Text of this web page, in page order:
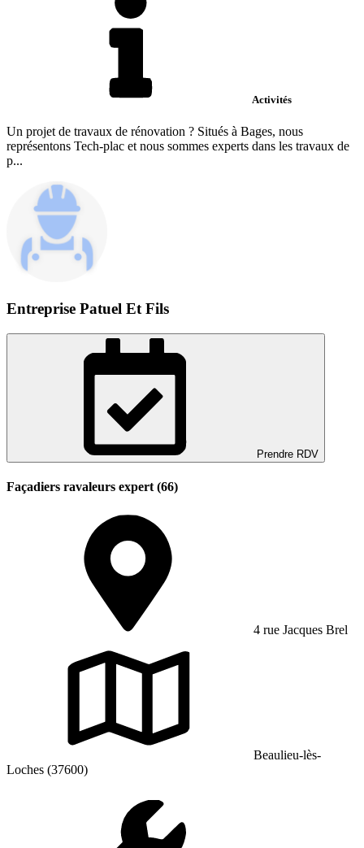
Activités
Un projet de travaux de rénovation ? Situés à Bages, nous
représentons Tech-plac et nous sommes experts dans les travaux de
p...
Entreprise Patuel Et Fils
Prendre RDV
Façadiers ravaleurs expert (66)
4 rue Jacques Brel
Beaulieu-lès-
Loches (37600)